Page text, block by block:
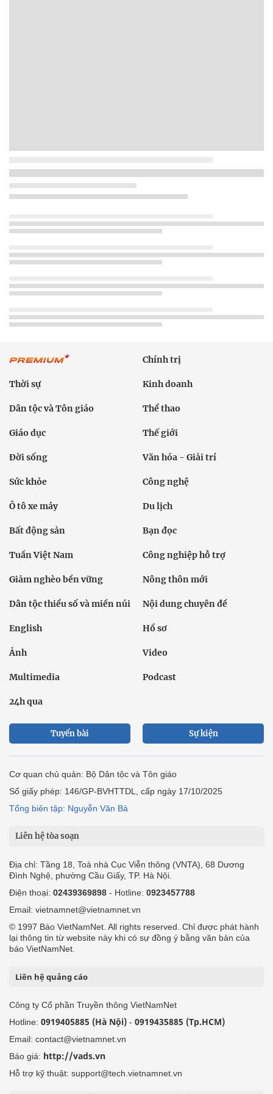
Chính trị
Thời sự Kinh doanh
Dân tộc và Tôn giáo Thể thao
Giáo dục Thế giới
Đời sống Văn hóa - Giải trí
Sức khỏe Công nghệ
Ô tô xe máy Du lịch
Bất động sản Bạn đọc
Tuần Việt Nam Công nghiệp hỗ trợ
Giảm nghèo bền vững Nông thôn mới
Dân tộc thiểu số và miền núi Nội dung chuyên đề
English Hồ sơ
Ảnh Video
Multimedia Podcast
24h qua
Tuyến bài Sự kiện
Cơ quan chủ quản: Bộ Dân tộc và Tôn giáo
Số giấy phép: 146/GP-BVHTTDL, cấp ngày 17/10/2025
Tổng biên tập: Nguyễn Văn Bá
Liên hệ tòa soạn
Địa chỉ: Tầng 18, Toà nhà Cục Viễn thông (VNTA), 68 Dương
Đình Nghệ, phường Cầu Giấy, TP. Hà Nội.
Điện thoại: 02439369898 - Hotline: 0923457788
Email: vietnamnet@vietnamnet.vn
© 1997 Báo VietNamNet. All rights reserved. Chỉ được phát hành
lại thông tin từ website này khi có sự đồng ý bằng văn bản của
báo VietNamNet.
Liên hệ quảng cáo
Công ty Cổ phần Truyền thông VietNamNet
Hotline: 0919405885 (Hà Nội) - 0919435885 (Tp.HCM)
Email: contact@vietnamnet.vn
Báo giá: http://vads.vn
Hỗ trợ kỹ thuật: support@tech.vietnamnet.vn